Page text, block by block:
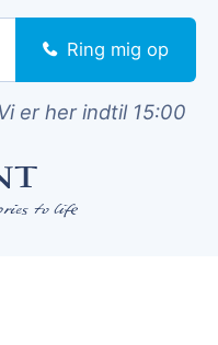
Ring mig op
Vi er her indtil 15:00